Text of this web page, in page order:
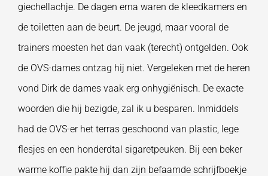
giechellachje. De dagen erna waren de kleedkamers en
de toiletten aan de beurt. De jeugd, maar vooral de
trainers moesten het dan vaak (terecht) ontgelden. Ook
de OVS-dames ontzag hij niet. Vergeleken met de heren
vond Dirk de dames vaak erg onhygiënisch. De exacte
woorden die hij bezigde, zal ik u besparen. Inmiddels
had de OVS-er het terras geschoond van plastic, lege
flesjes en een honderdtal sigaretpeuken. Bij een beker
warme koffie pakte hij dan zijn befaamde schrijfboekje